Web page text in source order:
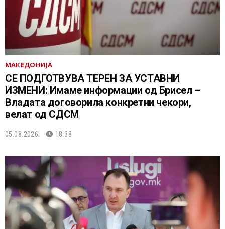
МАКЕДОНИЈА
СЕ ПОДГОТВУВА ТЕРЕН ЗА УСТАВНИ
ИЗМЕНИ: Имаме информации од Брисел –
Владата договорила конкретни чекори,
велат од СДСМ
05.08.2026. 18:38